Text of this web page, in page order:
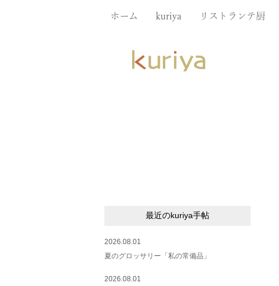
ホーム kuriya リストランテ厨
最近のkuriya手帖
2026.08.01
夏のグロッサリー「私の常備品」
2026.08.01